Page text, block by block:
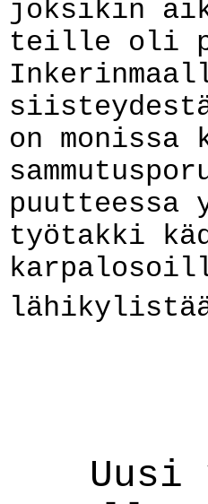
joksikin
teille oli
on
puutteessa
työtakki
Uusi